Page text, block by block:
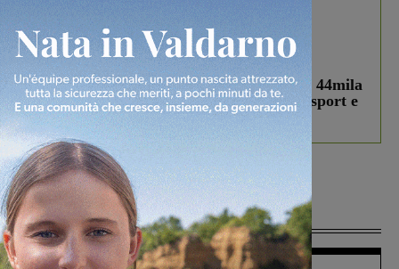
In vetrina 3 Agosto 2026
Estra Notizie agosto: Smart Cities, oltre 44mila
studenti coinvolti, torna il bando per lo sport e
debutta il podcast Estrair
Più lette